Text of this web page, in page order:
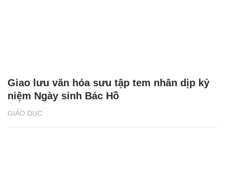
GIÁO DỤC
Giao lưu văn hóa sưu tập tem nhân dịp kỷ
niệm Ngày sinh Bác Hồ